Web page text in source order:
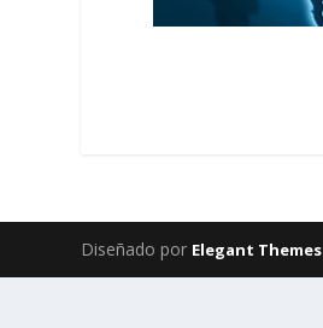
Diseñado por Elegant Themes